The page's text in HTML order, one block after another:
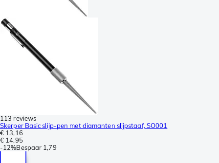
113 reviews
Skerper Basic slijp-pen met diamanten slijpstaaf, SO001
€ 13,16
€ 14,95
-12%Bespaar 1,79